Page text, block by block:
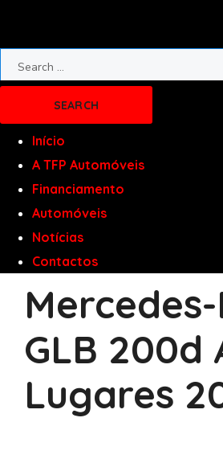
Início
A TFP Automóveis
Financiamento
Automóveis
Notícias
Contactos
GLB 200d
Lugares